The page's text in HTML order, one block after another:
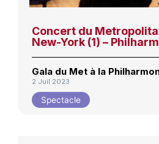
Concert du
New-York (1) –
Gala du Met à la
2 Juil 2023
Spectacle